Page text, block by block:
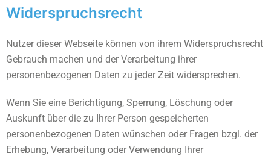
Widerspruchsrecht
Nutzer dieser Webseite können von ihrem Widerspruchsrecht
Gebrauch machen und der Verarbeitung ihrer
personenbezogenen Daten zu jeder Zeit widersprechen.
Wenn Sie eine Berichtigung, Sperrung, Löschung oder
Auskunft über die zu Ihrer Person gespeicherten
personenbezogenen Daten wünschen oder Fragen bzgl. der
Erhebung, Verarbeitung oder Verwendung Ihrer